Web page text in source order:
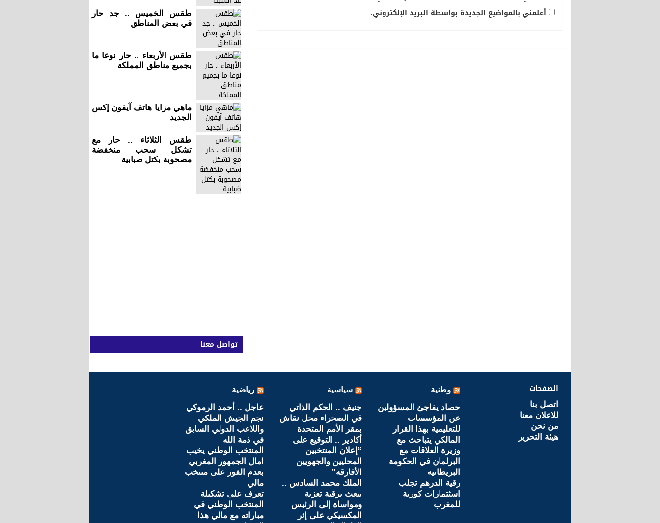
أعلمني بالمواضيع الجديدة بواسطة البريد الإلكتروني.
طقس الخميس .. جد حار
في بعض المناطق
طقس الأربعاء .. حار نوعا ما
بجميع مناطق المملكة
ماهي مزايا هاتف آيفون إكس
الجديد
طقس الثلاثاء .. حار مع
تشكل سحب منخفضة
مصحوبة بكتل ضبابية
تواصل معنا
الصفحات
اتصل بنا
للاعلان معنا
من نحن
هيئة التحرير
وطنية
حصاد يفاجئ المسؤولين
عن المؤسسات
للتعليمية بهذا القرار
المالكي يتباحث مع
وزيرة العلاقات مع
البرلمان في الحكومة
البريطانية
رقية الدرهم تجلب
اسثتمارات كورية
للمغرب
سياسية
جنيف .. الحكم الذاتي
في الصحراء محل نقاش
بمقر الأمم المتحدة
أكادير .. التوقيع على
“إعلان المنتخبين
المحليين والجهويين
الأفارقة”
الملك محمد السادس ..
يبعث برقية تعزية
ومواساة إلى الرئيس
المكسيكي على إثر
رياضية
عاجل .. أحمد الرموكي
نجم الجيش الملكي
واللاعب الدولي السابق
في ذمة الله
المنتخب الوطني يخيب
امال الجمهور المغربي
بعدم الفوز على منتخب
مالي
تعرف على تشكيلة
المنتخب الوطني في
مباراته مع مالي هذا